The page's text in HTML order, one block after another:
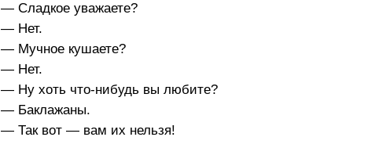
— Сладкое уважаете?
— Нет.
— Мучное кушаете?
— Нет.
— Ну хоть что-нибудь вы любите?
— Баклажаны.
— Так вот — вам их нельзя!